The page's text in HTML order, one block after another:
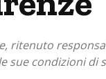
sue condizioni di